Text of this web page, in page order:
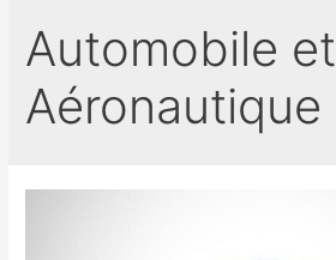
Automobile et
Aéronautique